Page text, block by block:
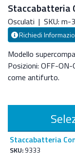
Staccabatteria
Osculati | SKU: m-
Richiedi
Modello
Posizioni: OFF-
come antifurto.
Staccabatteria
SKU:9333